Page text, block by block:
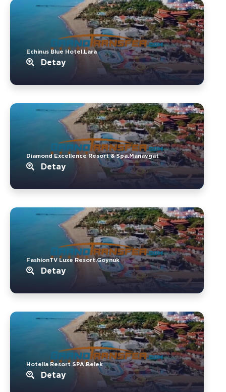
Echinus Blue Hotel.Lara
Detay
Diamond Excellence Resort & Spa.Manavgat
Detay
FashionTV Luxe Resort.Goynuk
Detay
Hotella Resort SPA.Belek
Detay